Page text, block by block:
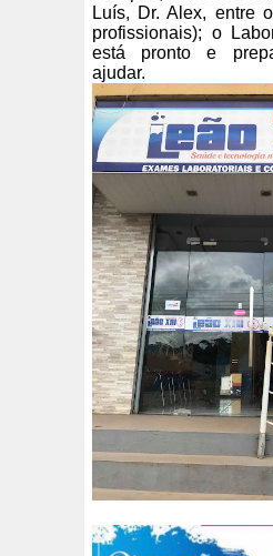
Luís, Dr. Alex, entre
profissionais); o
está pronto e
ajudar.